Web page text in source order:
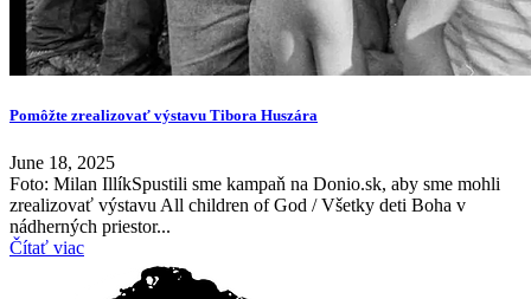
Pomôžte zrealizovať výstavu Tibora Huszára
June 18, 2025
Foto: Milan IllíkSpustili sme kampaň na Donio.sk, aby sme mohli
zrealizovať výstavu All children of God / Všetky deti Boha v
nádherných priestor...
Čítať viac